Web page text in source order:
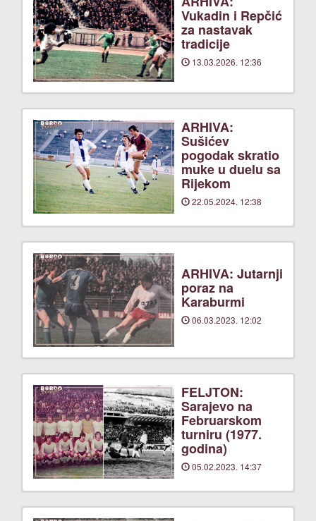
Vukadin i Repčić
za nastavak
tradicije
13.03.2026. 12:36
ARHIVA:
Sušićev
pogodak skratio
muke u duelu sa
Rijekom
22.05.2024. 12:38
ARHIVA: Jutarnji
poraz na
Karaburmi
06.03.2023. 12:02
FELJTON:
Sarajevo na
Februarskom
turniru (1977.
godina)
05.02.2023. 14:37